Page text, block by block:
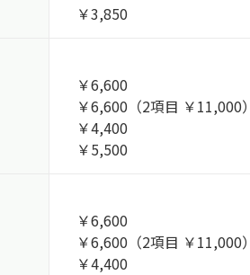
￥3,850
￥6,600
￥6,600（2項目 ￥11,000
￥4,400
￥5,500
￥6,600
￥6,600（2項目 ￥11,000
￥4,400